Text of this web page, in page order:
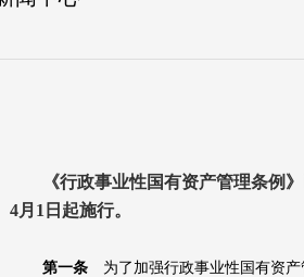
《行政事业性国有资产管理条例
4月1日起施行。
第一条
为了加强行政事业性国有资